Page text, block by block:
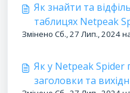
Як знайти та
таблицях Netpeak
Змінено Сб., 27 Лип., 2024
Як у Netpeak Spider
заголовки та